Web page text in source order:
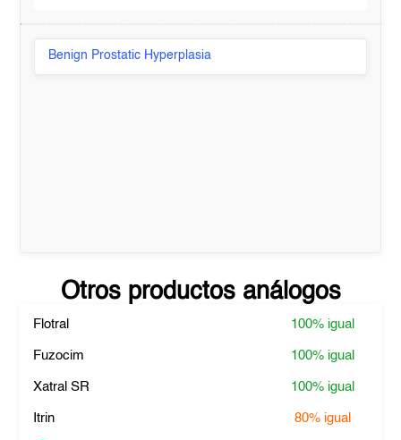
Benign Prostatic Hyperplasia
Otros productos análogos
Flotral 100% igual
Fuzocim 100% igual
Xatral SR 100% igual
Itrin 80% igual